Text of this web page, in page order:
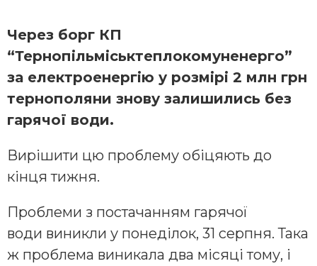
Через борг КП
“Тернопільміськтеплокомуненерго”
за електроенергію у розмірі 2 млн грн
тернополяни знову залишились без
гарячої води.
Вирішити цю проблему обіцяють до
кінця тижня.
Проблеми з постачанням гарячої
води виникли у понеділок, 31 серпня. Така
ж проблема виникала два місяці тому, і